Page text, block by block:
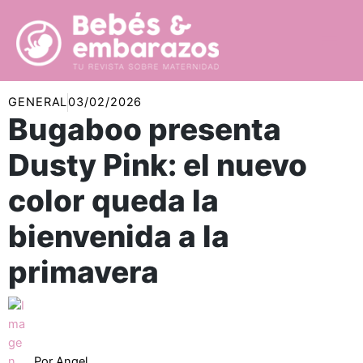
contenido
GENERAL03/02/2026
Bugaboo presenta
Dusty Pink: el nuevo
color queda la
bienvenida a la
primavera